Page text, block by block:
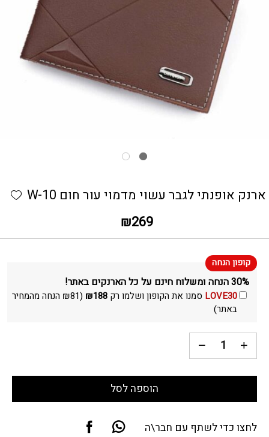
ארנק אופנתי לגבר עשוי מדמוי עור חום W-10
₪269
30% הנחה ומשלוח חינם על כל הארנקים באתר!
LOVE30 סמנו את הקופון ושלמו רק ₪188
(
₪81
הנחה מהמחיר
באתר)
הוספה לסל
לחצו כדי לשתף עם חבר\ה